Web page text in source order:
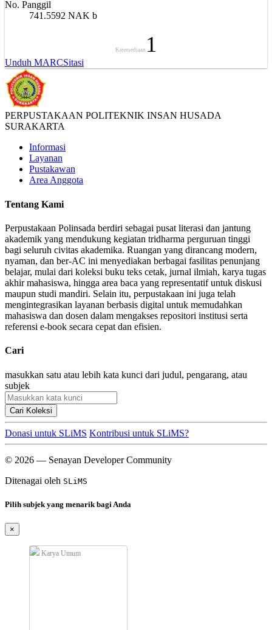
No. Panggil
741.5592 NAK b
Ketersediaan 1
Unduh MARCSitasi
PERPUSTAKAAN POLITEKNIK INSAN HUSADA
SURAKARTA
Informasi
Layanan
Pustakawan
Area Anggota
Tentang Kami
Perpustakaan Polinsada berdiri sebagai pusat literasi dan jantung
akademik yang mendukung kegiatan tridharma perguruan tinggi
bagi seluruh civitas akademika. Ruangan yang dirancang modern,
nyaman, dan ber-AC ini menyediakan berbagai fasilitas penunjang
belajar, mulai dari koleksi buku teks cetak, jurnal ilmiah, karya tugas
akhir mahasiswa, hingga area baca yang representatif untuk diskusi
maupun studi mandiri. Selain itu, perpustakaan ini juga telah
mengintegrasikan layanan berbasis digital untuk memudahkan
mahasiswa dan dosen dalam mengakses repositori institusi serta
referensi e-book secara cepat dan efisien.
Cari
masukkan satu atau lebih kata kunci dari judul, pengarang, atau
subjek
Cari Koleksi
Donasi untuk SLiMS Kontribusi untuk SLiMS?
© 2026 — Senayan Developer Community
Ditenagai oleh SLiMS
Pilih subjek yang menarik bagi Anda
×
Karya Umum